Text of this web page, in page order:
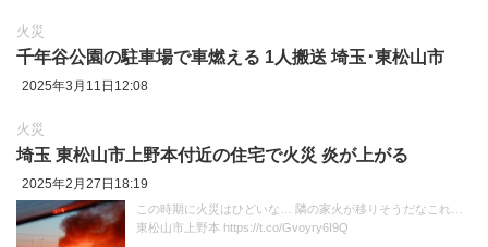
火災
千年谷公園の駐車場で車燃える 1人搬送 埼玉･東松山市
2025年3月11日12:08
火災
埼玉 東松山市上野本付近の住宅で火災 炎が上がる
2025年2月27日18:19
この時期に火災はひどいな… 隣の家火が移りそうだなこれ…
東松山市上野本 https://t.co/Gvoyry6I9Q